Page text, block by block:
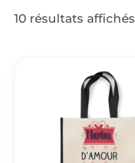
10 résultats affichés